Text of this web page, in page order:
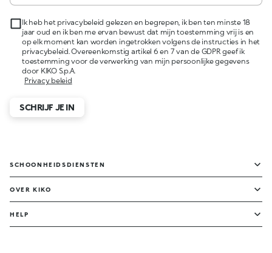
Ik heb het privacybeleid gelezen en begrepen, ik ben ten minste 18
jaar oud en ik ben me ervan bewust dat mijn toestemming vrij is en
op elk moment kan worden ingetrokken volgens de instructies in het
privacybeleid. Overeenkomstig artikel 6 en 7 van de GDPR geef ik
toestemming voor de verwerking van mijn persoonlijke gegevens
door KIKO S.p.A.
Privacy beleid
SCHRIJF JE IN
SCHOONHEIDSDIENSTEN
OVER KIKO
HELP